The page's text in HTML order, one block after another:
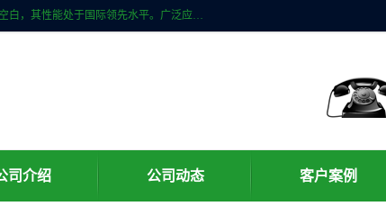
自主研发生产的CPMR全智能防垢除垢节碳装置，无磁无电，不添加化学药剂，*了国内纯物理除垢技术领域空白，其性能处于国际领先水平。广泛应用于石油炼化、钢铁冶炼、电力、煤矿、化工、供暖、压铸、汽车制造、涉水家电等行业。
司介绍 公司动态 客户案例